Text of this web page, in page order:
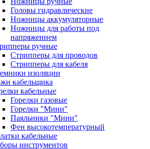
Головы гидравлические
Ножницы аккумуляторные
Ножницы для работы под
напряжением
ручные
Стрипперы для проводов
Стрипперы для кабеля
изоляции
кабельщика
кабельные
Горелки газовые
Горелки "Мини"
Паяльники "Мини"
Фен высокотемпературный
кабельные
инструментов